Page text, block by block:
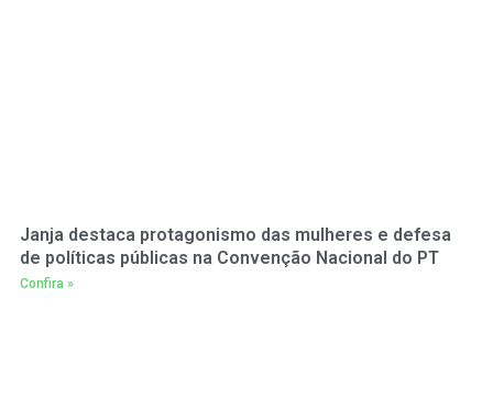
Janja destaca protagonismo das mulheres e defesa
de políticas públicas na Convenção Nacional do PT
Confira »